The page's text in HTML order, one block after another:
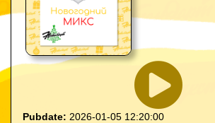
Pubdate: 2026-01-05 12:20:00